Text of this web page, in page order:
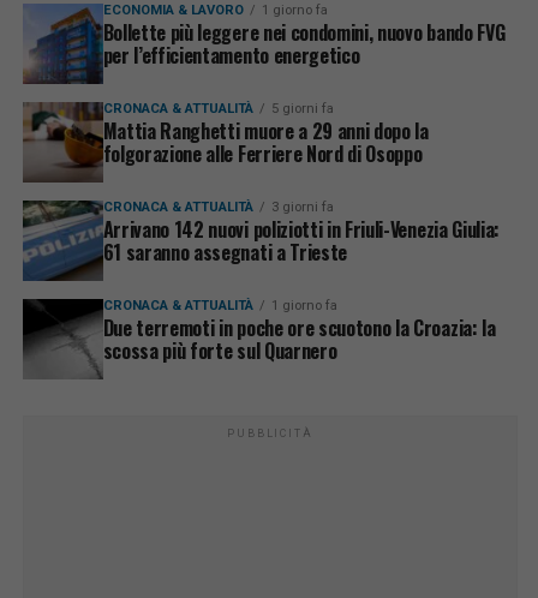
ECONOMIA & LAVORO 1 giorno fa
Bollette più leggere nei condomini, nuovo bando FVG
per l’efficientamento energetico
CRONACA & ATTUALITÀ 5 giorni fa
Mattia Ranghetti muore a 29 anni dopo la
folgorazione alle Ferriere Nord di Osoppo
CRONACA & ATTUALITÀ 3 giorni fa
Arrivano 142 nuovi poliziotti in Friuli-Venezia Giulia:
61 saranno assegnati a Trieste
CRONACA & ATTUALITÀ 1 giorno fa
Due terremoti in poche ore scuotono la Croazia: la
scossa più forte sul Quarnero
PUBBLICITÀ